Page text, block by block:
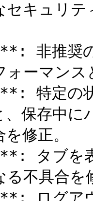
セキュリ
非推奨
ォーマン
特定の状
保存中に
修正。
タブを表
る不具合を